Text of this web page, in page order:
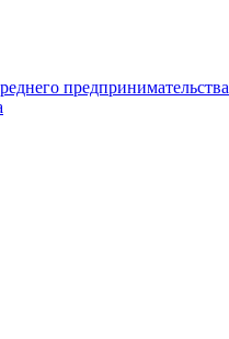
предпринимательства